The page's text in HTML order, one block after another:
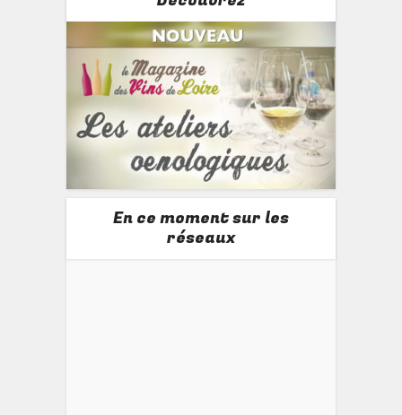
En ce moment sur les
réseaux